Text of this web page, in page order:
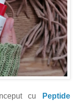
cu
Peptide